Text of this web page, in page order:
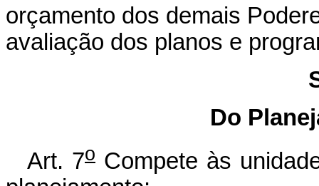
orçamento dos demais
avaliação dos planos e
Do
Art. 7o Compete às